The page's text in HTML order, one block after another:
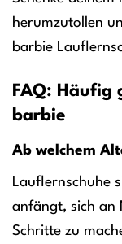
herumzutollen
barbie
FAQ: Häufig
barbie
Ab welchem
Lauflernschuhe
anfängt, sich an
Schritte zu